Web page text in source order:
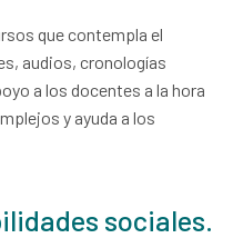
que contempla el
audios, cronologías
a los docentes a la hora
y ayuda a los
sociales.